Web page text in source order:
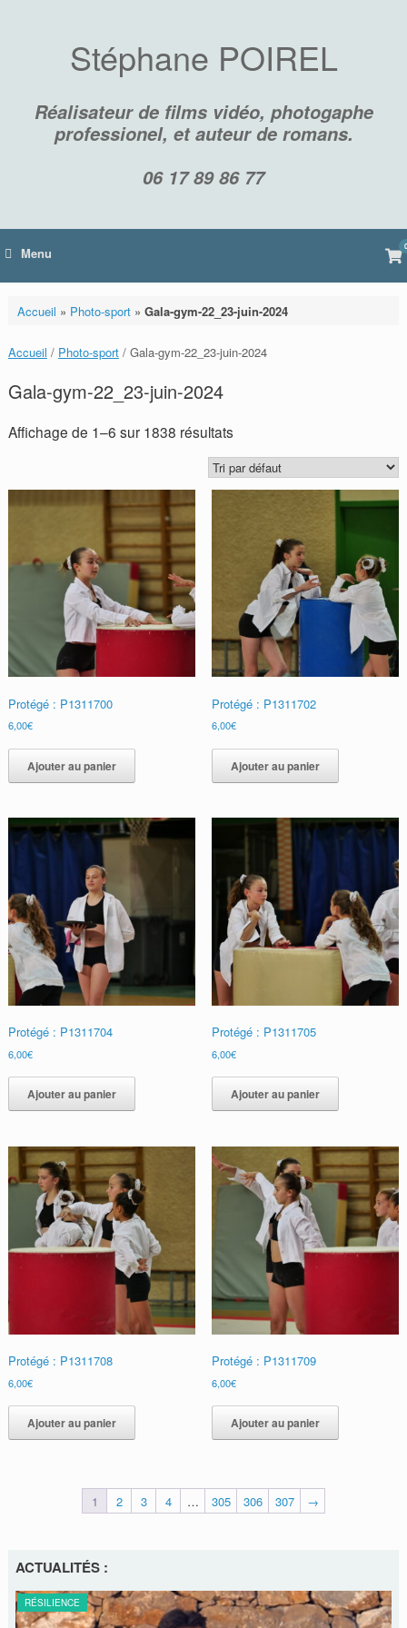
Stéphane POIREL
Réalisateur de films vidéo, photogaphe
professionel, et auteur de romans.
06 17 89 86 77
Menu 0
Accueil » Photo-sport» Gala-gym-22_23-juin-2024
Accueil / Photo-sport/ Gala-gym-22_23-juin-2024
Gala-gym-22_23-juin-2024
Affichage de 1–6 sur 1838 résultats
Protégé : P1311700
6,00€
Ajouter au panier
Protégé : P1311702
6,00€
Ajouter au panier
Protégé : P1311704
6,00€
Ajouter au panier
Protégé : P1311705
6,00€
Ajouter au panier
Protégé : P1311708
6,00€
Ajouter au panier
Protégé : P1311709
6,00€
Ajouter au panier
1 2 3 4 … 305 306 307 →
ACTUALITÉS :
RÉSILIENCE